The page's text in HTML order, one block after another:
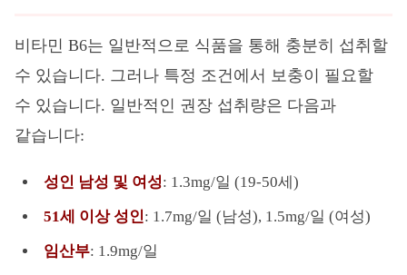
비타민 B6는 일반적으로 식품을 통해 충분히 섭취할
수 있습니다. 그러나 특정 조건에서 보충이 필요할
수 있습니다. 일반적인 권장 섭취량은 다음과
같습니다:
성인 남성 및 여성: 1.3mg/일 (19-50세)
51세 이상 성인: 1.7mg/일 (남성), 1.5mg/일 (여성)
임산부: 1.9mg/일